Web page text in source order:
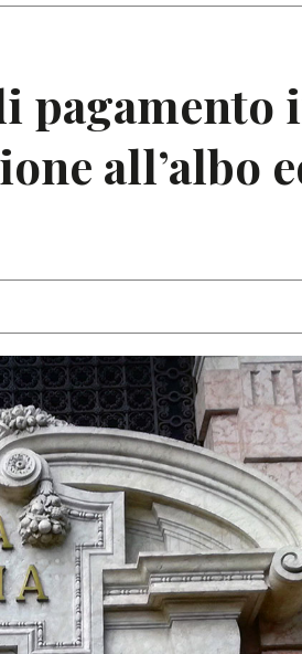
all’albo